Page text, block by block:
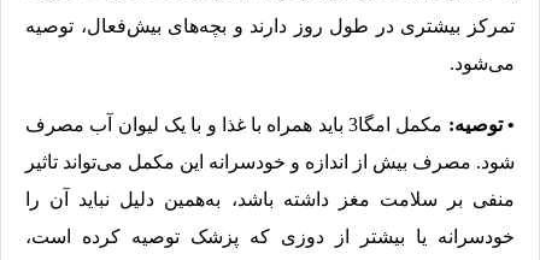
تمرکز بیشتری در طول روز دارند و بچه‌های بیش‌فعال، توصیه
می‌شود.
• توصیه:
مکمل امگا3 باید همراه با غذا و با یک لیوان آب مصرف
شود. مصرف بیش از اندازه و خودسرانه این مکمل می‌تواند تاثیر
منفی بر سلامت مغز داشته باشد، به‌همین دلیل نباید آن را
خودسرانه یا بیشتر از دوزی که پزشک توصیه کرده است،‌